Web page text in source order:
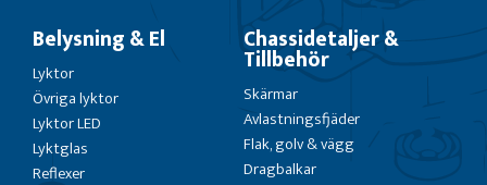
Belysning & El
Lyktor
Övriga lyktor
Lyktor LED
Lyktglas
Reflexer
Chassidetaljer &
Tillbehör
Skärmar
Avlastningsfjäder
Flak, golv & vägg
Dragbalkar